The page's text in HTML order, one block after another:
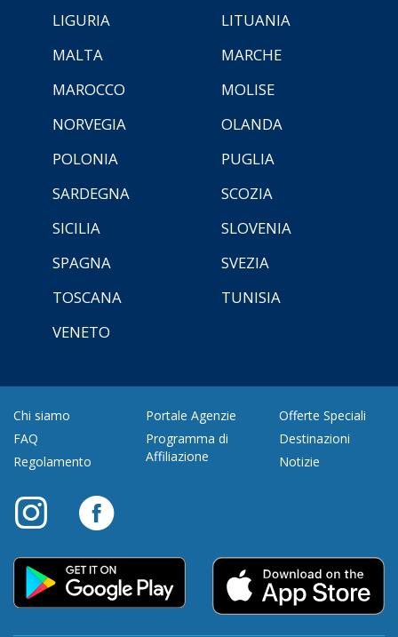
LIGURIA
LITUANIA
MALTA
MARCHE
MAROCCO
MOLISE
NORVEGIA
OLANDA
POLONIA
PUGLIA
SARDEGNA
SCOZIA
SICILIA
SLOVENIA
SPAGNA
SVEZIA
TOSCANA
TUNISIA
VENETO
Chi siamo
FAQ
Regolamento
Portale Agenzie
Programma di
Affiliazione
Offerte Speciali
Destinazioni
Notizie